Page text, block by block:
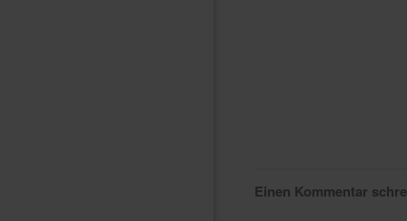
Einen Kommentar